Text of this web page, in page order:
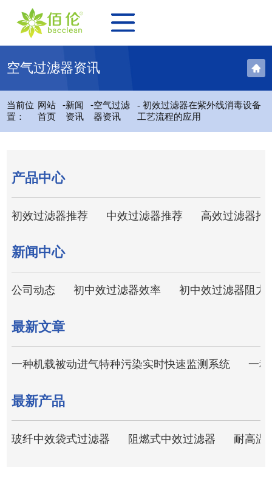
空气过滤器资讯
当前位
置：
网站
首页
-新闻
资讯
-空气过滤
器资讯
- 初效过滤器在紫外线消毒设备
工艺流程的应用
产品中心
初效过滤器推荐 中效过滤器推荐 高效过滤器推
新闻中心
公司动态 初中效过滤器效率 初中效过滤器阻力
最新文章
一种机载被动进气特种污染实时快速监测系统 一
最新产品
玻纤中效袋式过滤器 阻燃式中效过滤器 耐高温